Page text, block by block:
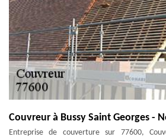
Couvreur à Bussy Saint Georges -
Entreprise de couverture sur 77600,